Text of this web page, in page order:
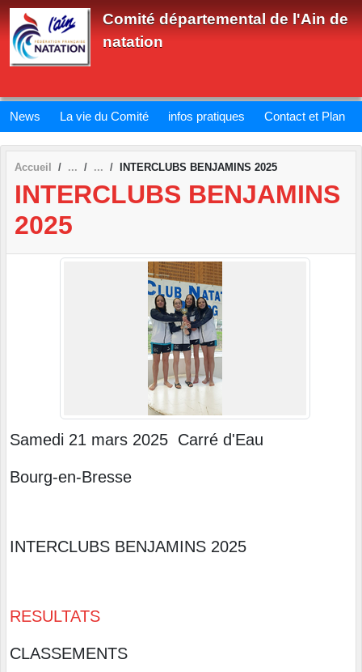
Comité départemental de l'Ain de
natation
News La vie du Comité infos pratiques Contact et Plan
Accueil INTERCLUBS BENJAMINS 2025
INTERCLUBS BENJAMINS
2025
Samedi 21 mars 2025 Carré d'Eau
Bourg-en-Bresse
INTERCLUBS BENJAMINS 2025
RESULTATS
CLASSEMENTS
Panneau de gestion des cookies